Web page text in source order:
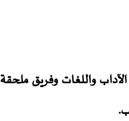
واللغات وفريق ملحقة